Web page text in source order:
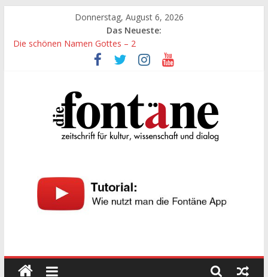
springen
Donnerstag, August 6, 2026
Das Neueste:
Die schönen Namen Gottes – 2
Werte, denen größte Sorgfalt entgegengebracht werden muss
Die schönen Namen Gottes
„Kind“ seiner Zeit sein
Die
Fontäne
kultur,
wissenschaft